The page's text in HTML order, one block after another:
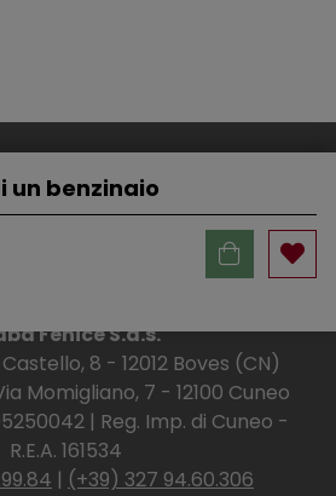
un benzinaio
Fenice S.a.s.
8 - 12012 Boves (CN)
Momigliano, 7 - 12100 Cuneo
| Reg. Imp. di Cuneo -
R.E.A. 161534
| (+39) 327 94.60.306